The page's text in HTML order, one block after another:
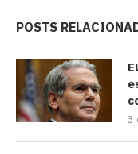
POSTS
3